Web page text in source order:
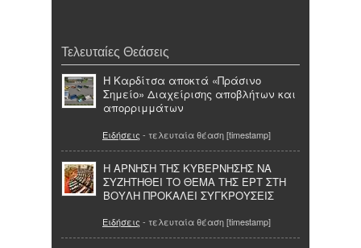
Τελευταίες Θεάσεις
Η Καρδίτσα αποκτά «Πράσινο
Σημείο» Διαχείρισης αποβλήτων και
απορριμμάτων
Ειδήσεις - τελευταία θέαση [timestamp]
Η ΑΡΝΗΣΗ ΤΗΣ ΚΥΒΕΡΝΗΣΗΣ ΝΑ
ΣΥΖΗΤΗΘΕΙ ΤΟ ΘΕΜΑ ΤΗΣ ΕΡΤ ΣΤΗ
ΒΟΥΛΗ ΠΡΟΚΑΛΕΙ ΣΥΓΚΡΟΥΣΕΙΣ
Ειδήσεις - τελευταία θέαση [timestamp]